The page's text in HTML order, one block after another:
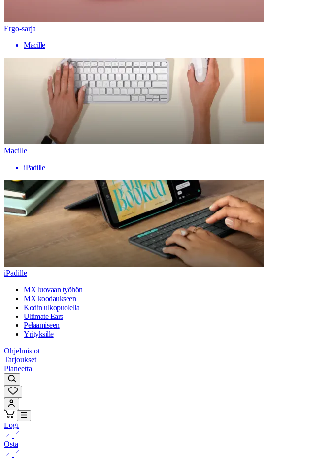
Ergo-sarja
Macille
Macille
iPadille
iPadille
MX luovaan työhön
MX koodaukseen
Kodin ulkopuolella
Ultimate Ears
Pelaamiseen
Yrityksille
Ohjelmistot
Tarjoukset
Planeetta
Logi
Osta